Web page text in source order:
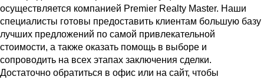
осуществляется компанией Premier Realty Master. Наши
специалисты готовы предоставить клиентам большую базу
лучших предложений по самой привлекательной
стоимости, а также оказать помощь в выборе и
сопроводить на всех этапах заключения сделки.
Достаточно обратиться в офис или на сайт, чтобы